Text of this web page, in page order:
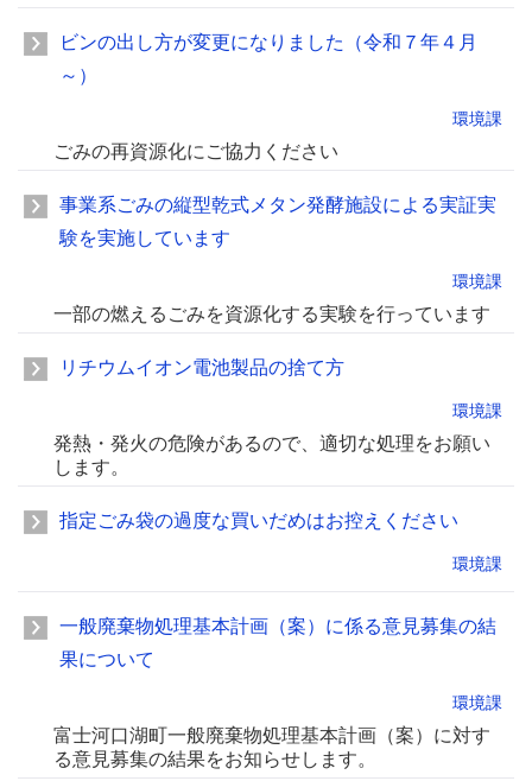
ビンの出し方が変更になりました（令和７年４月
～）
環境課
ごみの再資源化にご協力ください
事業系ごみの縦型乾式メタン発酵施設による実証実
験を実施しています
環境課
一部の燃えるごみを資源化する実験を行っています
リチウムイオン電池製品の捨て方
環境課
発熱・発火の危険があるので、適切な処理をお願い
します。
指定ごみ袋の過度な買いだめはお控えください
環境課
一般廃棄物処理基本計画（案）に係る意見募集の結
果について
環境課
富士河口湖町一般廃棄物処理基本計画（案）に対す
る意見募集の結果をお知らせします。